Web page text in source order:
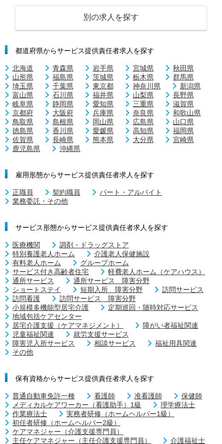
別の求人を探す
都道府県からサービス提供責任者求人を探す
北海道 青森県 岩手県 宮城県
秋田県
山形県
福島県 茨城県 栃木県
群馬県
埼玉県
千葉県 東京都 神奈川県
新潟県
富山県
石川県 福井県 山梨県
長野県
岐阜県
静岡県 愛知県 三重県
滋賀県
京都府
大阪府 兵庫県 奈良県
和歌山県
鳥取県
島根県 岡山県 広島県
山口県
徳島県
香川県 愛媛県 高知県
福岡県
佐賀県
長崎県 熊本県 大分県
宮崎県
鹿児島県
沖縄県
雇用形態からサービス提供責任者求人を探す
正職員 契約職員
パート・アルバイト
業務委託・その他
サービス形態からサービス提供責任者求人を探す
医療機関
調剤・ドラッグストア
特別養護老人ホーム
介護老人保健施設
有料老人ホーム
グループホーム
サービス付き高齢者住宅
軽費老人ホーム（ケアハウス）
通所サービス
通所サービス 障害分野
ショートステイ
短期入所 障害分野
訪問サービス
訪問看護
訪問サービス 障害分野
小規模多機能型居宅介護
定期巡回・随時対応サービス
地域包括ケアセンター
居宅介護支援（ケアマネジメント）
障がい者福祉関連
児童福祉関連
就労支援サービス
障害児入所サービス
相談サービス
福祉用具関連
その他
保有資格からサービス提供責任者求人を探す
普通自動車免許一種 看護師 准看護師
保健師
メディカルケアワーカー（看護助手）1級
理学療法士
作業療法士
実務者研修（ホームヘルパー1級）
初任者研修（ホームヘルパー2級）
ケアマネジャー（介護支援専門員）
主任ケアマネジャー（主任介護支援専門員）
介護福祉士